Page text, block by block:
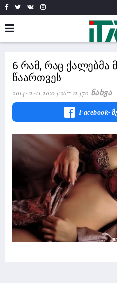
6 რამ, რაც ქალებმა
წაართვეს
2014-12-11 20:04:26 12470 Ნახვა
Facebook-